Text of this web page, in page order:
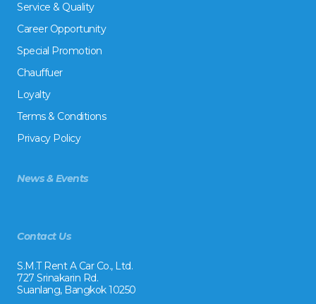
Service & Quality
Career Opportunity
Special Promotion
Chauffuer
Loyalty
Terms & Conditions
Privacy Policy
News & Events
Contact Us
S.M.T Rent A Car Co., Ltd.
727 Srinakarin Rd.
Suanlang, Bangkok 10250